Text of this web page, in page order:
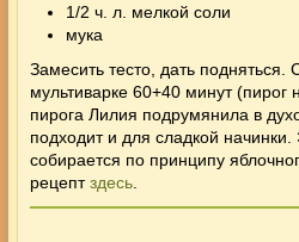
1/2 ч. л. мелкой соли
мука
Замесить тесто, дать подняться.
мультиварке 60+40 минут (пирог
пирога Лилия подрумянила в
подходит и для сладкой начинки.
собирается по принципу
рецептздесь.